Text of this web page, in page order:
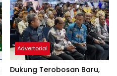
Advertorial
Dukung Terobosan Baru,